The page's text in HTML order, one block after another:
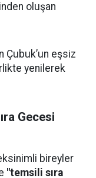
oluşan
Çubuk’un eşsiz
yenilerek
Gecesi
bireyler
"temsili sıra